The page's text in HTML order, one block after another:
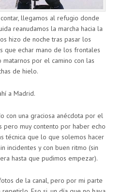
llegamos al refugio donde
reanudamos la marcha hacia la
hizo de noche tras pasar los
que echar mano de los frontales
por el camino con las
de hielo.
a Madrid.
con una graciosa anécdota por el
pero muy contento por haber echo
técnica que lo que solemos hacer
incidentes y con buen ritmo (sin
hasta que pudimos empezar).
de la canal, pero por mi parte